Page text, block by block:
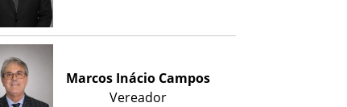
Marcos Inácio Campos
Vereador